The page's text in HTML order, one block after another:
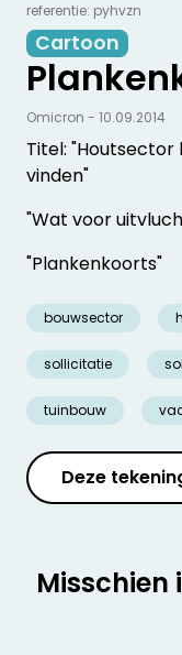
referentie: pyhvzn
Cartoon
Titel:
vinden"
"Wat voor
"Plankenkoorts"
bouwsector
sollicitatie
tuinbouw
Omicron - 10.09.2014
Deze
Misschien